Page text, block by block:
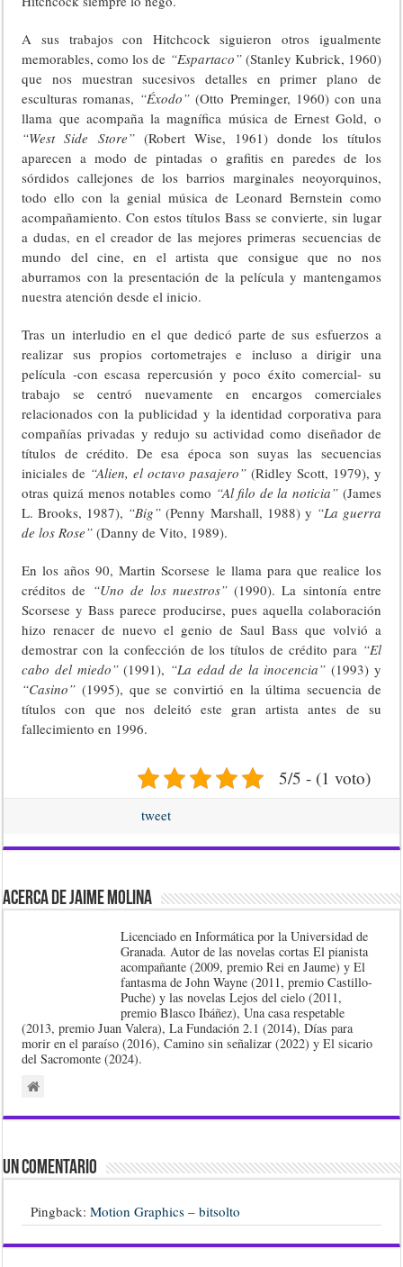
A sus trabajos con Hitchcock siguieron otros igualmente
memorables, como los de “Espartaco”(Stanley Kubrick, 1960)
que nos muestran sucesivos detalles en primer plano de
esculturas romanas, “Éxodo” (Otto Preminger, 1960) con una
llama que acompaña la magnífica música de Ernest Gold, o
“West Side Store”(Robert Wise, 1961) donde los títulos
aparecen a modo de pintadas o grafitis en paredes de los
sórdidos callejones de los barrios marginales neoyorquinos,
todo ello con la genial música de Leonard Bernstein como
acompañamiento. Con estos títulos Bass se convierte, sin lugar
a dudas, en el creador de las mejores primeras secuencias de
mundo del cine, en el artista que consigue que no nos
aburramos con la presentación de la película y mantengamos
nuestra atención desde el inicio.
Tras un interludio en el que dedicó parte de sus esfuerzos a
realizar sus propios cortometrajes e incluso a dirigir una
película -con escasa repercusión y poco éxito comercial- su
trabajo se centró nuevamente en encargos comerciales
relacionados con la publicidad y la identidad corporativa para
compañías privadas y redujo su actividad como diseñador de
títulos de crédito. De esa época son suyas las secuencias
iniciales de “Alien, el octavo pasajero”(Ridley Scott, 1979), y
otras quizá menos notables como “Al filo de la noticia” (James
L. Brooks, 1987), “Big” (Penny Marshall, 1988) y “La guerra
de los Rose” (Danny de Vito, 1989).
En los años 90, Martin Scorsese le llama para que realice los
créditos de “Uno de los nuestros” (1990). La sintonía entre
Scorsese y Bass parece producirse, pues aquella colaboración
hizo renacer de nuevo el genio de Saul Bass que volvió a
demostrar con la confección de los títulos de crédito para “El
cabo del miedo”(1991), “La edad de la inocencia” (1993) y
“Casino” (1995), que se convirtió en la última secuencia de
títulos con que nos deleitó este gran artista antes de su
fallecimiento en 1996.
5/5 - (1 voto)
tweet
Acerca de Jaime Molina
Licenciado en Informática por la Universidad de
Granada. Autor de las novelas cortas El pianista
acompañante (2009, premio Rei en Jaume) y El
fantasma de John Wayne (2011, premio Castillo-
Puche) y las novelas Lejos del cielo (2011,
premio Blasco Ibáñez), Una casa respetable
(2013, premio Juan Valera), La Fundación 2.1 (2014), Días para
morir en el paraíso (2016), Camino sin señalizar (2022) y El sicario
del Sacromonte (2024).
Un comentario
Pingback:Motion Graphics – bitsolto